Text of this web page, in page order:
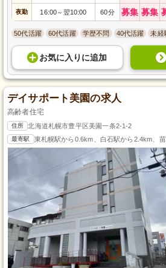
夜勤 16:00～ 翌10:00 60分 募集 募集
50代活躍 60代活躍 学歴不問 40代活躍 未経
お気に入り に追加
デイサポート美園の求人
高齢者住宅
住所 北海道札幌市豊平区美園一条2-1-2
最寄駅 東札幌駅から0.6km、白石駅から2.4km、